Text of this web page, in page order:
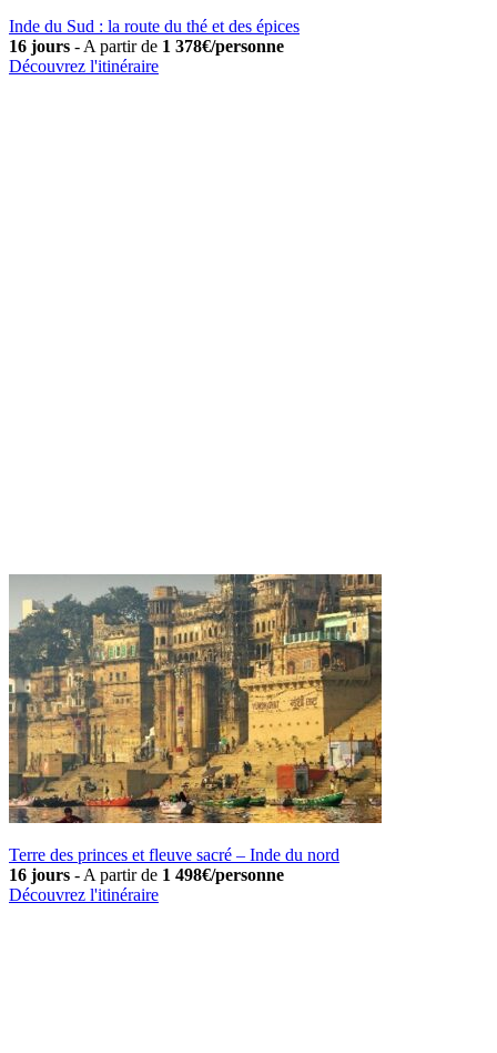
Inde du Sud : la route du thé et des épices
16 jours -A partir de 1 378€/personne
Découvrez l'itinéraire
Terre des princes et fleuve sacré – Inde du nord
16 jours -A partir de 1 498€/personne
Découvrez l'itinéraire